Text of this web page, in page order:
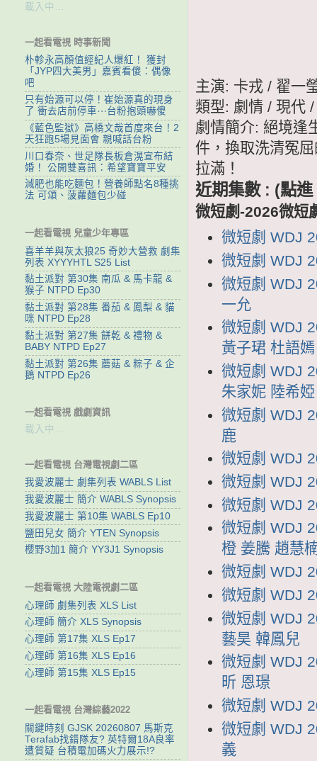
主演: 卡戎 / 翟一
類型: 劇情 / 現代
劇情簡介: 絕境逢
件，換取洗清冤
拉滿！
近期集數 : (點
微短劇-2026微短
微短劇 WDJ
微短劇 WDJ
微短劇 WDJ
一允
微短劇 WDJ
黃子珺 杜語
微短劇 WDJ
朱家妮 陸希
微短劇 WDJ
鹿
微短劇 WDJ
微短劇 WDJ
微短劇 WDJ
微短劇 WDJ
橙 姜騰 趙慧
微短劇 WDJ
微短劇 WDJ
微短劇 WDJ
藝昊 韓鳳兒
微短劇 WDJ
昕 恩璟
微短劇 WDJ
微短劇 WDJ
義
載入中…
一起看電視 時事新聞
朴軫永高顏值經紀人爆紅！ 獲封
「JYP四大美男」嘉賓看傻：偶像
吧
只有始源可以停！崔始源真的現身
了 衝去店前停車⋯台粉抱頭嚇傻
《藍色監獄》高橋文哉首度來台！2
天狂跑5場見面會 親喊話台粉
川口春奈、世足隊長板倉滉宣布結
婚！ 公開雙喜訊：希望寶寶平安
減肥也能吃麵包！營養師點名8種挑
法 可頌、菠蘿麵包少碰
一起看電視 兒童少年專區
喜羊羊與灰太狼25 奇妙大營救 劇集
列表 XYYYHTL S25 List
黏土派對 第30集 南瓜 & 馬卡龍 &
猴子 NTPD Ep30
黏土派對 第28集 番茄 & 鳳梨 & 貓
咪 NTPD Ep28
黏土派對 第27集 餅乾 & 禮物 &
BABY NTPD Ep27
黏土派對 第26集 蘑菇 & 粽子 & 企
鵝 NTPD Ep26
一起看電視 戲劇資訊
載入中…
一起看電視 台灣電視劇二區
我愛波麗士 劇集列表 WABLS List
我愛波麗士 簡介 WABLS Synopsis
我愛波麗士 第10集 WABLS Ep10
鹽田兒女 簡介 YTEN Synopsis
櫻野3加1 簡介 YY3J1 Synopsis
一起看電視 大陸電視劇二區
心理師 劇集列表 XLS List
心理師 簡介 XLS Synopsis
心理師 第17集 XLS Ep17
心理師 第16集 XLS Ep16
心理師 第15集 XLS Ep15
一起看電視 台灣綜藝2022
關鍵時刻 GJSK 20260807 馬斯克
Terafab找錯隊友? 英特爾18A良率
遭質疑 台積電加碼火力展示!?